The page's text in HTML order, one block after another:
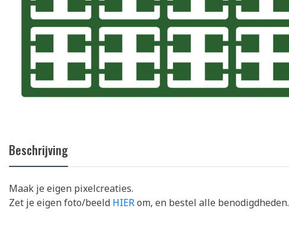
Beschrijving
Maak je eigen pixelcreaties.
Zet je eigen foto/beeld HIERom, en bestel alle benodigdheden.